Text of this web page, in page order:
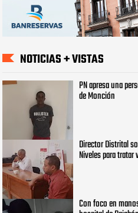
NOTICIAS + VISTAS
PN apresa una
de Monción
Director Distrital
Niveles para
Con foco en